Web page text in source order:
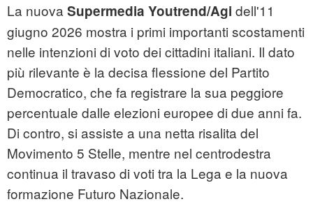
La nuova Supermedia Youtrend/Agi dell'11
giugno 2026 mostra i primi importanti scostamenti
nelle intenzioni di voto dei cittadini italiani. Il dato
più rilevante è la decisa flessione del Partito
Democratico, che fa registrare la sua peggiore
percentuale dalle elezioni europee di due anni fa.
Di contro, si assiste a una netta risalita del
Movimento 5 Stelle, mentre nel centrodestra
continua il travaso di voti tra la Lega e la nuova
formazione Futuro Nazionale.